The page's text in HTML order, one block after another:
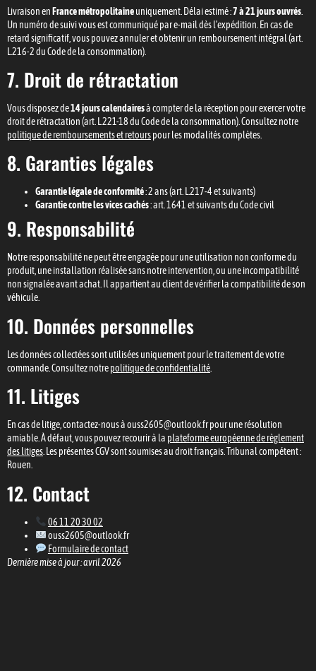
Livraison enFrance métropolitaineuniquement. Délai estimé :7 à 21 jours ouvrés
Un numéro de suivi vous est communiqué par e-mail dès l’expédition. En cas de
retard significatif, vous pouvez annuler et obtenir un remboursement intégral (art.
L.216-2 du Code de la consommation).
7. Droit de rétractation
Vous disposez de14 jours calendairesà compter de la réception pour exercer votre
droit de rétractation (art. L.221-18 du Code de la consommation). Consultez notre
politique de remboursements et retourspour les modalités complètes.
8. Garanties légales
Garantie légale de conformité: 2 ans (art. L.217-4 et suivants)
Garantie contre les vices cachés: art. 1641 et suivants du Code civil
9. Responsabilité
Notre responsabilité ne peut être engagée pour une utilisation non conforme du
produit, une installation réalisée sans notre intervention, ou une incompatibilité
non signalée avant achat. Il appartient au client de vérifier la compatibilité de son
véhicule.
10. Données personnelles
Les données collectées sont utilisées uniquement pour le traitement de votre
commande. Consultez notrepolitique de confidentialité
11. Litiges
En cas de litige, contactez-nous à ouss2605@outlook.fr pour une résolution
amiable. À défaut, vous pouvez recourir à la plateforme européenne de règlement
des litiges . Les présentes CGV sont soumises au droit français. Tribunal compétent :
Rouen.
12. Contact
06 11 20 30 02
ouss2605@outlook.fr
Formulaire de contact
Dernière mise à jour : avril 2026